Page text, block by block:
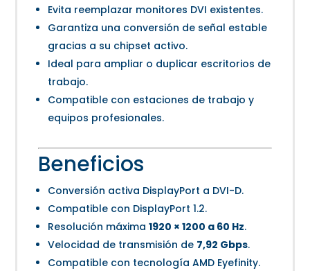
Evita reemplazar monitores DVI existentes.
Garantiza una conversión de señal estable
gracias a su chipset activo.
Ideal para ampliar o duplicar escritorios de
trabajo.
Compatible con estaciones de trabajo y
equipos profesionales.
Beneficios
Conversión activa DisplayPort a DVI-D.
Compatible con DisplayPort 1.2.
Resolución máxima1920 × 1200 a 60 Hz.
Velocidad de transmisión de 7,92 Gbps.
Compatible con tecnología AMD Eyefinity.